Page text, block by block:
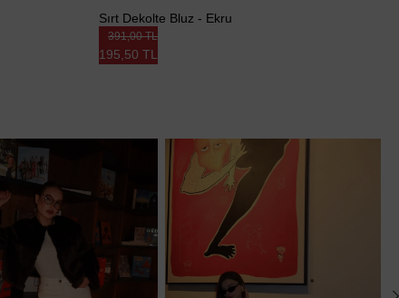
Sırt Dekolte Bluz - Ekru
195,50 TL
391,00 TL